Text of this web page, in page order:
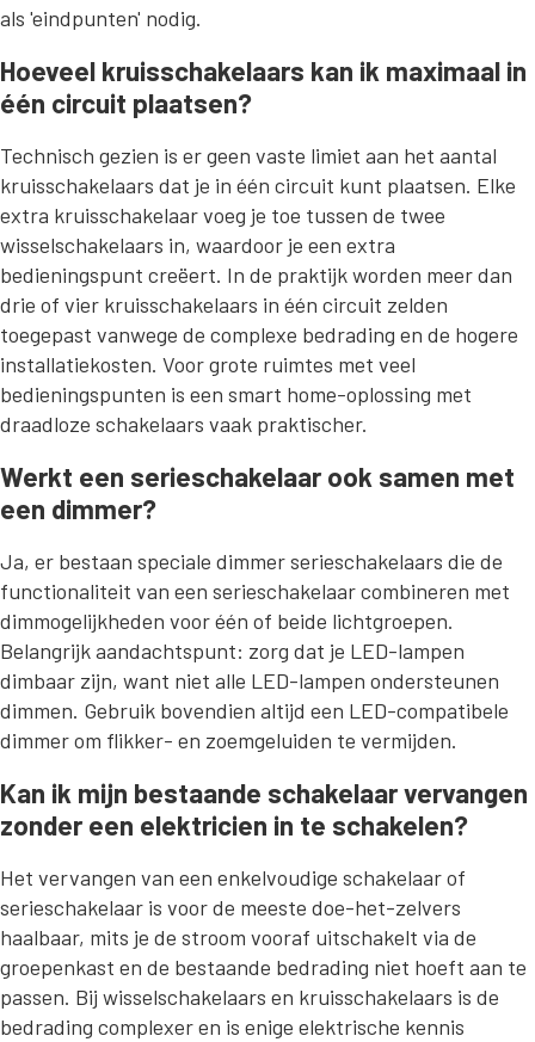
als 'eindpunten' nodig.
Hoeveel kruisschakelaars kan ik maximaal in
één circuit plaatsen?
Technisch gezien is er geen vaste limiet aan het aantal
kruisschakelaars dat je in één circuit kunt plaatsen. Elke
extra kruisschakelaar voeg je toe tussen de twee
wisselschakelaars in, waardoor je een extra
bedieningspunt creëert. In de praktijk worden meer dan
drie of vier kruisschakelaars in één circuit zelden
toegepast vanwege de complexe bedrading en de hogere
installatiekosten. Voor grote ruimtes met veel
bedieningspunten is een smart home-oplossing met
draadloze schakelaars vaak praktischer.
Werkt een serieschakelaar ook samen met
een dimmer?
Ja, er bestaan speciale dimmer serieschakelaars die de
functionaliteit van een serieschakelaar combineren met
dimmogelijkheden voor één of beide lichtgroepen.
Belangrijk aandachtspunt: zorg dat je LED-lampen
dimbaar zijn, want niet alle LED-lampen ondersteunen
dimmen. Gebruik bovendien altijd een LED-compatibele
dimmer om flikker- en zoemgeluiden te vermijden.
Kan ik mijn bestaande schakelaar vervangen
zonder een elektricien in te schakelen?
Het vervangen van een enkelvoudige schakelaar of
serieschakelaar is voor de meeste doe-het-zelvers
haalbaar, mits je de stroom vooraf uitschakelt via de
groepenkast en de bestaande bedrading niet hoeft aan te
passen. Bij wisselschakelaars en kruisschakelaars is de
bedrading complexer en is enige elektrische kennis